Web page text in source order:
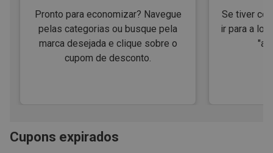
Pronto para economizar? Navegue
pelas categorias ou busque pela
marca desejada e clique sobre o
cupom de desconto.
Se tiver
ir para a
Cupons expirados